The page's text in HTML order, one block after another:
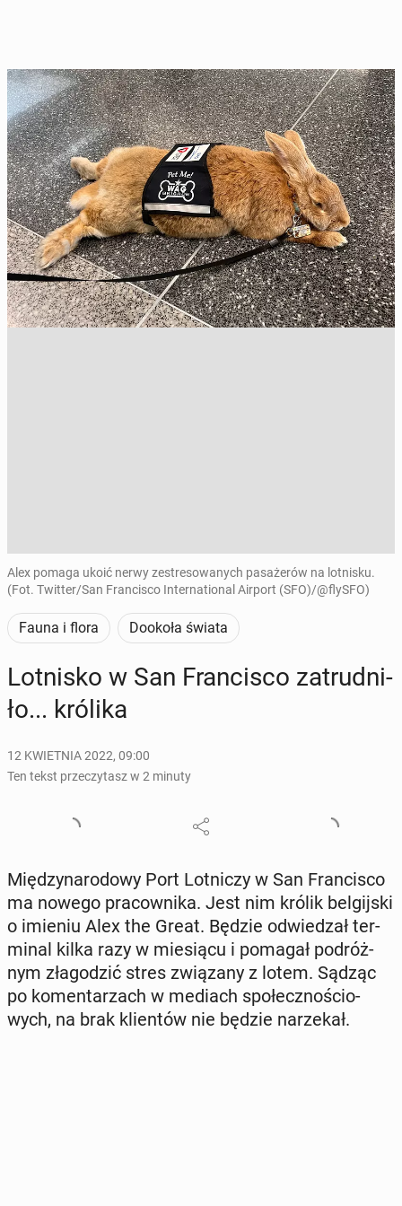
Alex pomaga ukoić nerwy zestresowanych pasażerów na lotnisku.
(Fot. Twitter/San Francisco International Airport (SFO)/@flySFO)
Fauna i flora Dookoła świata
Lot­ni­sko w San Fran­ci­sco za­trud­ni­
ło... królika
12 KWIETNIA 2022, 09:00
Ten tekst przeczytasz w 2 minuty
Mię­dzy­na­ro­do­wy Port Lot­ni­czy w San Fran­ci­sco
ma nowego pra­cow­ni­ka. Jest nim królik bel­gij­ski
o imieniu Alex the Great. Będzie od­wie­dzał ter­
mi­nal kilka razy w mie­sią­cu i pomagał po­dróż­
nym zła­go­dzić stres zwią­za­ny z lotem. Sądząc
po ko­men­ta­rzach w mediach spo­łecz­no­ścio­
wych, na brak klien­tów nie będzie na­rze­kał.